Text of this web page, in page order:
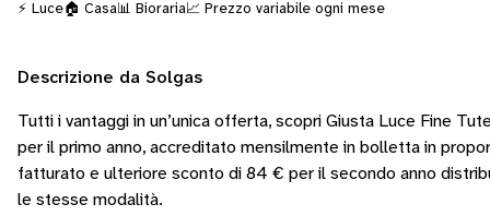
⚡ Luce🏠 Casa📊 Bioraria📈 Prezzo variabile ogni mese
Descrizione da Solgas
Tutti i vantaggi in un’unica offerta, scopri Giusta Luce Fine
per il primo anno, accreditato mensilmente in bolletta in
fatturato e ulteriore sconto di 84 € per il secondo anno
le stesse modalità.